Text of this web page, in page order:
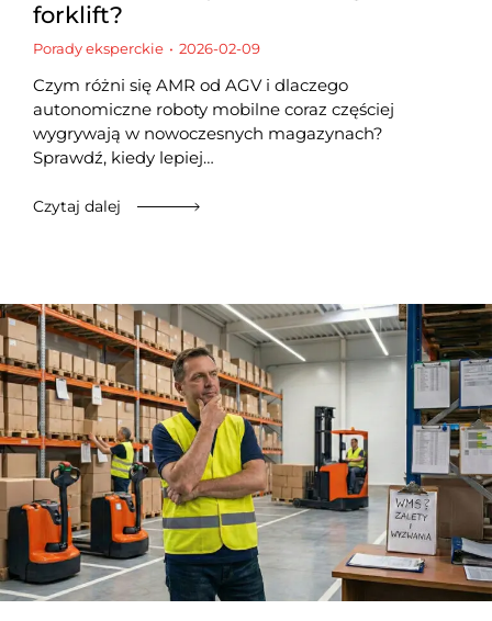
forklift?
Porady eksperckie 2026-02-09
Czym różni się AMR od AGV i dlaczego
autonomiczne roboty mobilne coraz częściej
wygrywają w nowoczesnych magazynach?
Sprawdź, kiedy lepiej…
Czytaj dalej